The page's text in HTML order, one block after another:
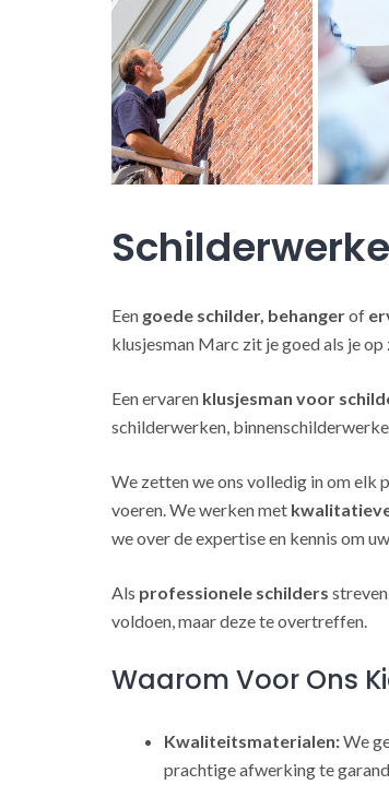
Een goede schilder, behangerof
klusjesman Marc zit je goed als je
Een ervaren klusjesman voor
schilderwerken,
We zetten we ons volledig in om
voeren. We werken met
we over de expertise en kennis om
Als professionele schilders
voldoen, maar deze te overtreffen.
Waarom Voor Ons
Kwaliteitsmaterialen:We
prachtige afwerking te